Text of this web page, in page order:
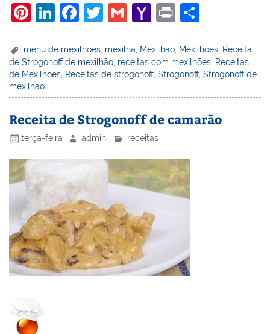
Pi
er
e
st
Li
k
e
n
F
c
e
o
k
T
itt
er
G
ai
l
Y
h
o
M
ai
l
Pr
t
ar
e
menu de mexilhões mexilhã Mexilhão Mexilhões Receita
de Strogonoff de mexilhão receitas com mexilhões Receitas
de Mexilhões Receitas de strogonoff,Strogonoff,Strogonoff de
mexilhão
Receita de Strogonoff de camarão
terça-feira admin receitas